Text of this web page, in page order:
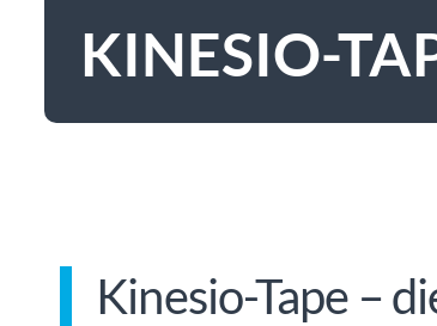
KINESIO-
Kinesio-Tape –